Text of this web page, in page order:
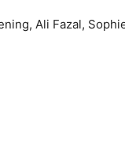
Ali Fazal,